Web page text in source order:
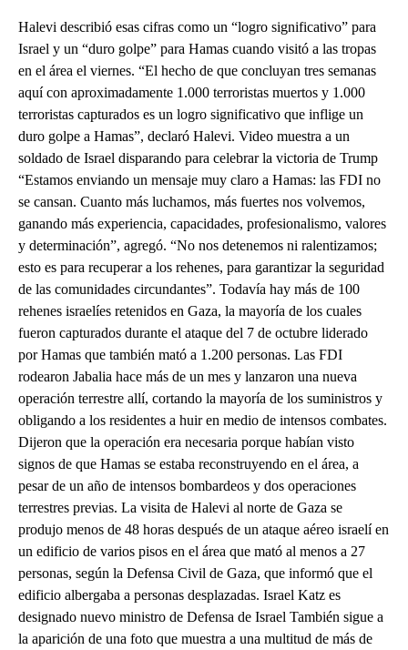
Halevi describió esas cifras como un “logro significativo” para
Israel y un “duro golpe” para Hamas cuando visitó a las tropas
en el área el viernes. “El hecho de que concluyan tres semanas
aquí con aproximadamente 1.000 terroristas muertos y 1.000
terroristas capturados es un logro significativo que inflige un
duro golpe a Hamas”, declaró Halevi. Video muestra a un
soldado de Israel disparando para celebrar la victoria de Trump
“Estamos enviando un mensaje muy claro a Hamas: las FDI no
se cansan. Cuanto más luchamos, más fuertes nos volvemos,
ganando más experiencia, capacidades, profesionalismo, valores
y determinación”, agregó. “No nos detenemos ni ralentizamos;
esto es para recuperar a los rehenes, para garantizar la seguridad
de las comunidades circundantes”. Todavía hay más de 100
rehenes israelíes retenidos en Gaza, la mayoría de los cuales
fueron capturados durante el ataque del 7 de octubre liderado
por Hamas que también mató a 1.200 personas. Las FDI
rodearon Jabalia hace más de un mes y lanzaron una nueva
operación terrestre allí, cortando la mayoría de los suministros y
obligando a los residentes a huir en medio de intensos combates.
Dijeron que la operación era necesaria porque habían visto
signos de que Hamas se estaba reconstruyendo en el área, a
pesar de un año de intensos bombardeos y dos operaciones
terrestres previas. La visita de Halevi al norte de Gaza se
produjo menos de 48 horas después de un ataque aéreo israelí en
un edificio de varios pisos en el área que mató al menos a 27
personas, según la Defensa Civil de Gaza, que informó que el
edificio albergaba a personas desplazadas. Israel Katz es
designado nuevo ministro de Defensa de Israel También sigue a
la aparición de una foto que muestra a una multitud de más de